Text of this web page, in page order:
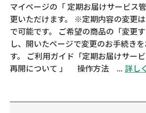
マイページの「 定期お届けサービス
更いただけます。 ※定期内容の変更
で可能です。 ご希望の商品の「変更
し、開いたページで変更のお手続き
す。 ご利用ガイド「定期お届けサー
再開について 」 操作方法 ... 詳し